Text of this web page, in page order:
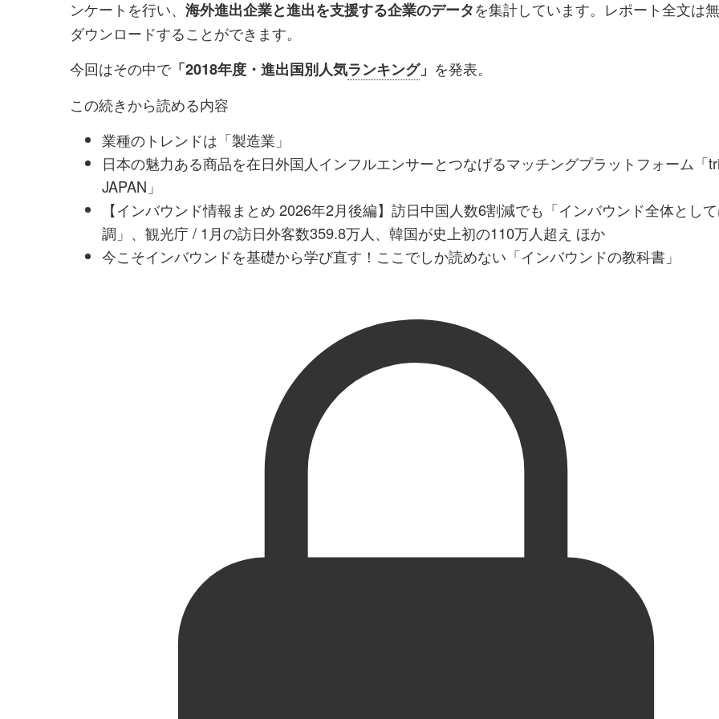
ンケートを行い、 海外進出企業と進出を支援する企業のデータを集計しています。レポート全文は
ダウンロードすることができます。
今回はその中で「2018年度・進出国別人気ランキング」 を発表。
この続きから読める内容
業種のトレンドは「製造業」
日本の魅力ある商品を在日外国人インフルエンサーとつなげるマッチングプラットフォーム「
JAPAN」
【インバウンド情報まとめ 2026年2月後編】訪日中国人数6割減でも「インバウンド全体とし
調」、観光庁 / 1月の訪日外客数359.8万人、韓国が史上初の110万人超え ほか
今こそインバウンドを基礎から学び直す！ここでしか読めない「インバウンドの教科書」